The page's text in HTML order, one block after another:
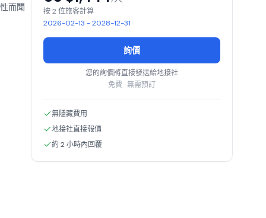
而聞
按 2 位旅客計算
2026-02-13 - 2028-12-31
詢價
您的詢價將直接發送給地接社
免費 · 無需預訂
無隱藏費用
地接社直接報價
約 2 小時內回覆